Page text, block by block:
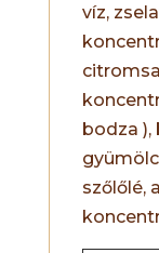
víz,
bodza ),
szőlőlé,